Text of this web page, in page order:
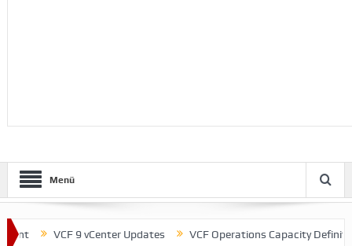
Menü
VCF 9 vCenter Updates VCF Operations Capacity Definitions